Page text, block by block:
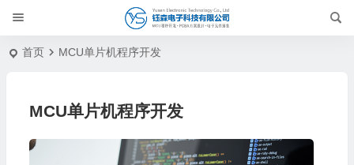
首页 MCU单片机程序开发
MCU单片机程序开发